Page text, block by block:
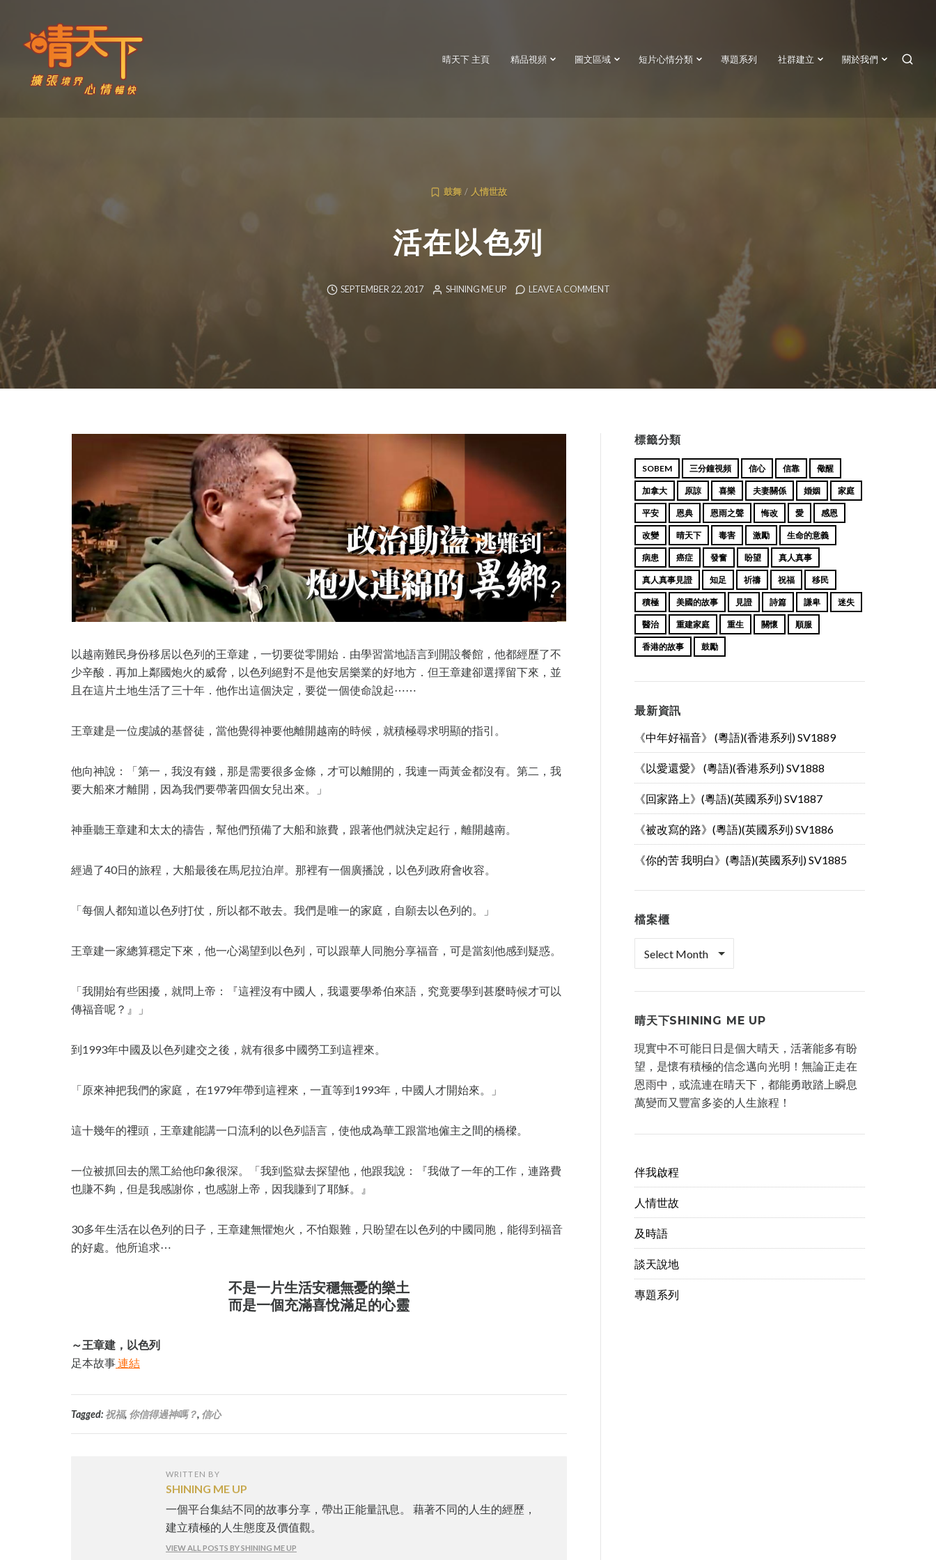
content
晴天下 主頁 精品視頻 圖文區域 短片心情分類 專題系列 社群建立 關於我們
鼓舞 / 人情世故
活在以色列
SEPTEMBER 22, 2017 SHINING ME UP LEAVE A COMMENT
以越南難民身份移居以色列的王章建，一切要從零開始．由學習當地語言到開設餐館，他都經歷了不
少辛酸．再加上鄰國炮火的威脅，以色列絕對不是他安居樂業的好地方．但王章建卻選擇留下來，並
且在這片土地生活了三十年．他作出這個決定，要從一個使命說起⋯⋯
王章建是一位虔誠的基督徒，當他覺得神要他離開越南的時候，就積極尋求明顯的指引。
他向神說：「第一，我沒有錢，那是需要很多金條，才可以離開的，我連一両黃金都沒有。第二，我
要大船來才離開，因為我們要帶著四個女兒出來。」
神垂聽王章建和太太的禱告，幫他們預備了大船和旅費，跟著他們就決定起行，離開越南。
經過了40日的旅程，大船最後在馬尼拉泊岸。那裡有一個廣播說，以色列政府會收容。
「每個人都知道以色列打仗，所以都不敢去。我們是唯一的家庭，自願去以色列的。」
王章建一家總算穩定下來，他一心渴望到以色列，可以跟華人同胞分享福音，可是當刻他感到疑惑。
「我開始有些困擾，就問上帝：『這裡沒有中國人，我還要學希伯來語，究竟要學到甚麼時候才可以
傳福音呢？』」
到1993年中國及以色列建交之後，就有很多中國勞工到這裡來。
「原來神把我們的家庭， 在1979年帶到這裡來，一直等到1993年，中國人才開始來。」
這十幾年的𥚃頭，王章建能講一口流利的以色列語言，使他成為華工跟當地僱主之間的橋樑。
一位被抓回去的黑工給他印象很深。「我到監獄去探望他，他跟我說：『我做了一年的工作，連路費
也賺不夠，但是我感謝你，也感謝上帝，因我賺到了耶穌。』
30多年生活在以色列的日子，王章建無懼炮火，不怕艱難，只盼望在以色列的中國同胞，能得到福音
的好處。他所追求⋯
不是一片生活安穩無憂的樂土
而是一個充滿喜悅滿足的心靈
～王章建，以色列
足本故事連結
Tagged: 祝福, 你信得過神嗎？, 信心
WRITTEN BY
SHINING ME UP
一個平台集結不同的故事分享，帶出正能量訊息。 藉著不同的人生的經歷，
建立積極的人生態度及價值觀。
VIEW ALL POSTS BY SHINING ME UP
標籤分類
SOBEM 三分鐘視頻 信心 信靠 儆醒
加拿大 原諒 喜樂 夫妻關係 婚姻 家庭
平安 恩典 恩雨之聲 悔改 愛 感恩
改變 晴天下 毒害 激勵 生命的意義
病患 癌症 發奮 盼望 真人真事
真人真事見證 知足 祈禱 祝福 移民
積極 美國的故事 見證 詩篇 謙卑 迷失
醫治 重建家庭 重生 關懷 順服
香港的故事 鼓勵
最新資訊
《中年好福音》 (粵語)(香港系列) SV1889
《以愛還愛》 (粵語)(香港系列) SV1888
《回家路上》(粵語)(英國系列) SV1887
《被改寫的路》(粵語)(英國系列) SV1886
《你的苦 我明白》(粵語)(英國系列) SV1885
檔案櫃
晴天下SHINING ME UP
現實中不可能日日是個大晴天，活著能多有盼
望，是懷有積極的信念邁向光明！無論正走在
恩雨中，或流連在晴天下，都能勇敢踏上瞬息
萬變而又豐富多姿的人生旅程！
伴我啟程
人情世故
及時語
談天說地
專題系列